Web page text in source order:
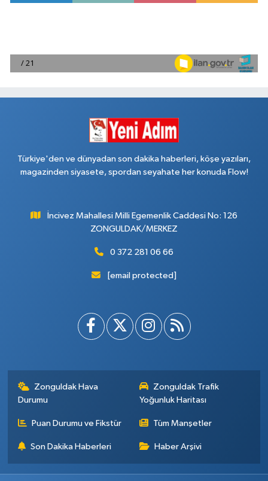
Türkiye'den ve dünyadan son dakika haberleri, köşe yazıları,
magazinden siyasete, spordan seyahate her konuda Flow!
İncivez Mahallesi Milli Egemenlik Caddesi No: 126
ZONGULDAK/MERKEZ
0 372 281 06 66
[email protected]
Zonguldak Hava
Durumu
Zonguldak Trafik
Yoğunluk Haritası
Puan Durumu ve Fikstür Tüm Manşetler
Son Dakika Haberleri Haber Arşivi